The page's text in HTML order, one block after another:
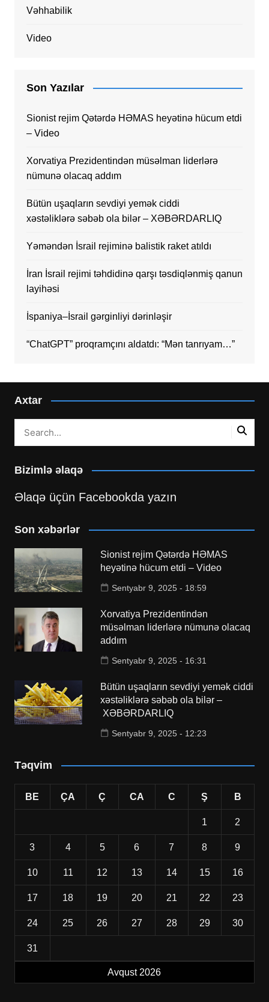
Vəhhabilik
Video
Son Yazılar
Sionist rejim Qətərdə HƏMAS heyətinə hücum etdi
– Video
Xorvatiya Prezidentindən müsəlman liderlərə
nümunə olacaq addım
Bütün uşaqların sevdiyi yemək ciddi
xəstəliklərə səbəb ola bilər – XƏBƏRDARLIQ
Yəməndən İsrail rejiminə balistik raket atıldı
İran İsrail rejimi təhdidinə qarşı təsdiqlənmiş qanun
layihəsi
İspaniya–İsrail gərginliyi dərinləşir
“ChatGPT” proqramçını aldatdı: “Mən tanrıyam…”
Axtar
Bizimlə əlaqə
Əlaqə üçün Facebookda yazın
Son xəbərlər
Sionist rejim Qətərdə HƏMAS
heyətinə hücum etdi – Video
Sentyabr 9, 2025 - 18:59
Xorvatiya Prezidentindən
müsəlman liderlərə nümunə olacaq
addım
Sentyabr 9, 2025 - 16:31
Bütün uşaqların sevdiyi yemək ciddi
xəstəliklərə səbəb ola bilər –
XƏBƏRDARLIQ
Sentyabr 9, 2025 - 12:23
Təqvim
Avqust 2026
BE ÇA Ç CA C Ş B
1 2
3 4 5 6 7 8 9
10 11 12 13 14 15 16
17 18 19 20 21 22 23
24 25 26 27 28 29 30
31